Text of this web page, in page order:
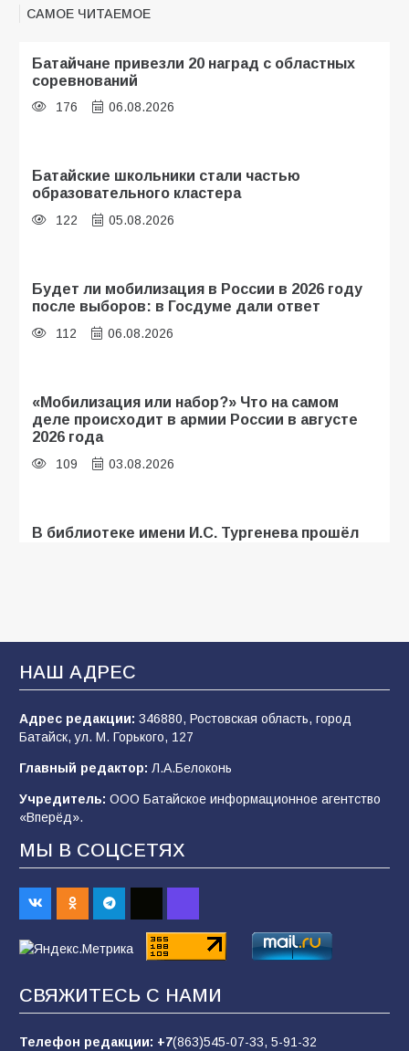
САМОЕ ЧИТАЕМОЕ
Батайчане привезли 20 наград с областных
соревнований
176 06.08.2026
Батайские школьники стали частью
образовательного кластера
122 05.08.2026
Будет ли мобилизация в России в 2026 году
после выборов: в Госдуме дали ответ
112 06.08.2026
«Мобилизация или набор?» Что на самом
деле происходит в армии России в августе
2026 года
109 03.08.2026
В библиотеке имени И.С. Тургенева прошёл
В Батайске продолжаются дорожные работы
108 04.08.2026
строительные профессии в ходе
спортивного праздника
91
Батайским спортсменам вручили награды
конкурса «Большая перемена»
НАШ АДРЕС
Адрес редакции: 346880, Ростовская область, город
Батайск, ул. М. Горького, 127
Главный редактор: Л.А.Белоконь
Учредитель: ООО Батайское информационное агентство
«Вперёд».
МЫ В СОЦСЕТЯХ
СВЯЖИТЕСЬ С НАМИ
Телефон редакции: +7(863)545-07-33, 5-91-32